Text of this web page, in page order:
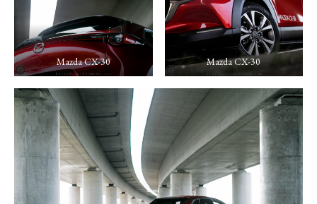
Mazda CX-30 Mazda CX-30